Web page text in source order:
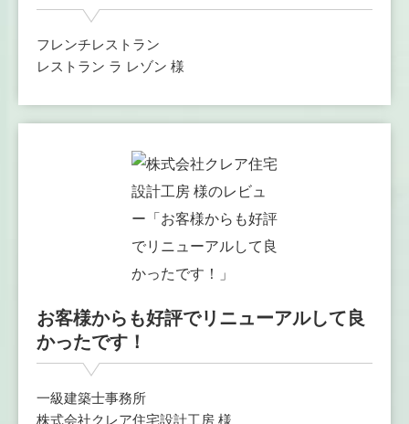
フレンチレストラン
レストラン ラ レゾン 様
お客様からも好評でリニューアルして良
かったです！
一級建築士事務所
株式会社クレア住宅設計工房 様